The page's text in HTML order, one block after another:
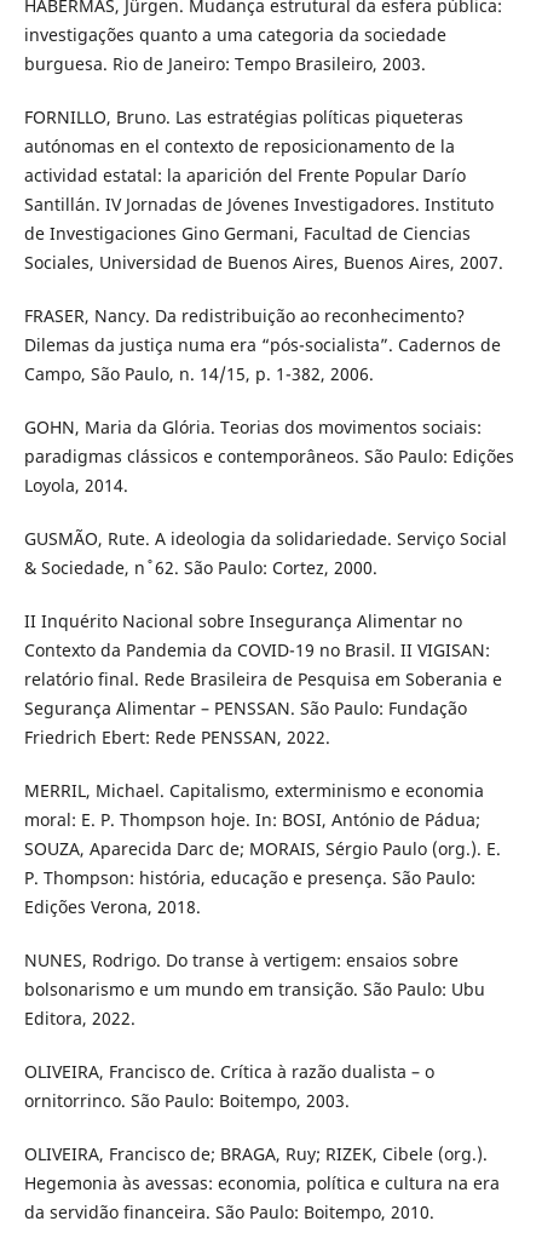
HABERMAS, Jürgen. Mudança estrutural da esfera pública:
investigações quanto a uma categoria da sociedade
burguesa. Rio de Janeiro: Tempo Brasileiro, 2003.
FORNILLO, Bruno. Las estratégias políticas piqueteras
autónomas en el contexto de reposicionamento de la
actividad estatal: la aparición del Frente Popular Darío
Santillán. IV Jornadas de Jóvenes Investigadores. Instituto
de Investigaciones Gino Germani, Facultad de Ciencias
Sociales, Universidad de Buenos Aires, Buenos Aires, 2007.
FRASER, Nancy. Da redistribuição ao reconhecimento?
Dilemas da justiça numa era “pós-socialista”. Cadernos de
Campo, São Paulo, n. 14/15, p. 1-382, 2006.
GOHN, Maria da Glória. Teorias dos movimentos sociais:
paradigmas clássicos e contemporâneos. São Paulo: Edições
Loyola, 2014.
GUSMÃO, Rute. A ideologia da solidariedade. Serviço Social
& Sociedade, n ̊ 62. São Paulo: Cortez, 2000.
II Inquérito Nacional sobre Insegurança Alimentar no
Contexto da Pandemia da COVID-19 no Brasil. II VIGISAN:
relatório final. Rede Brasileira de Pesquisa em Soberania e
Segurança Alimentar – PENSSAN. São Paulo: Fundação
Friedrich Ebert: Rede PENSSAN, 2022.
MERRIL, Michael. Capitalismo, exterminismo e economia
moral: E. P. Thompson hoje. In: BOSI, António de Pádua;
SOUZA, Aparecida Darc de; MORAIS, Sérgio Paulo (org.). E.
P. Thompson: história, educação e presença. São Paulo:
Edições Verona, 2018.
NUNES, Rodrigo. Do transe à vertigem: ensaios sobre
bolsonarismo e um mundo em transição. São Paulo: Ubu
Editora, 2022.
OLIVEIRA, Francisco de. Crítica à razão dualista – o
ornitorrinco. São Paulo: Boitempo, 2003.
OLIVEIRA, Francisco de; BRAGA, Ruy; RIZEK, Cibele (org.).
Hegemonia às avessas: economia, política e cultura na era
da servidão financeira. São Paulo: Boitempo, 2010.